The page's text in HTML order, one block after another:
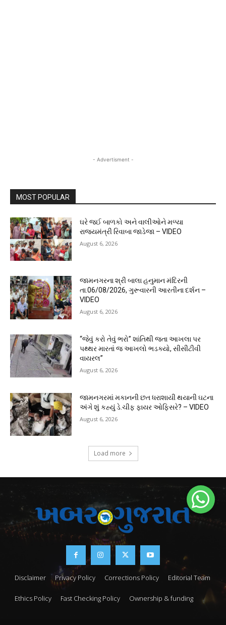
- Advertisment -
MOST POPULAR
ઘરે જઈ બાળકો અને વાલીઓને મળ્યા
રાજ્યમંત્રી રિવાબા જાડેજા – VIDEO
August 6, 2026
જામનગરના શ્રી બાલા હનુમાન મંદિરની
તા.06/08/2026, ગુરૂવારની આરતીના દર્શન –
VIDEO
August 6, 2026
“જેવું કરો તેવું ભરો” શાંતિથી જતા આખલા પર
પથ્થર મારતાં જ આખલો ભડક્યો, સીસીટીવી
વાયરલ”
August 6, 2026
જામનગરમાં મકાનની છત ધરાશાયી થયાની ઘટના
અંગે શું કહ્યું ડે.ચીફ ફાયર ઓફિસરે? – VIDEO
August 6, 2026
Load more
Disclaimer Privacy Policy Corrections Policy Editorial Team
Ethics Policy Fast Checking Policy Ownership & funding